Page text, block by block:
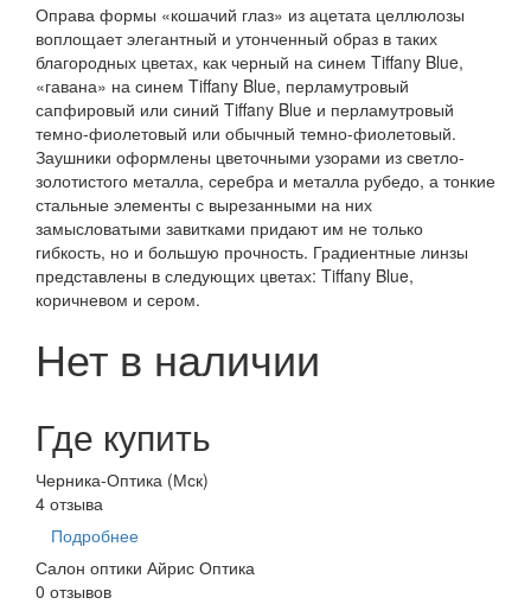
Оправа формы «кошачий глаз» из ацетата целлюлозы
воплощает элегантный и утонченный образ в таких
благородных цветах, как черный на синем Tiffany Blue,
«гавана» на синем Tiffany Blue, перламутровый
сапфировый или синий Tiffany Blue и перламутровый
темно-фиолетовый или обычный темно-фиолетовый.
Заушники оформлены цветочными узорами из светло-
золотистого металла, серебра и металла рубедо, а тонкие
стальные элементы с вырезанными на них
замысловатыми завитками придают им не только
гибкость, но и большую прочность. Градиентные линзы
представлены в следующих цветах: Tiffany Blue,
коричневом и сером.
Нет в наличии
Где купить
Черника-Оптика (Мск)
4 отзыва
Подробнее
Салон оптики Айрис Оптика
0 отзывов